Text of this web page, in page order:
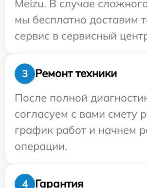
Meizu. В случае
мы бесплатно доставим
сервис в сервисный
3
Ремонт техники
После полной
согласуем с вами смету
график работ и начнем
операции.
4 Гарантия